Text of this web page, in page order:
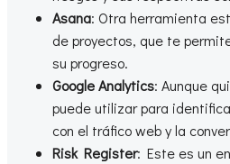
Asana: Otra herramienta
de proyectos, que te
su progreso.
Google Analytics: Aunque
puede utilizar para
con el tráfico web y la
Risk Register: Este es un